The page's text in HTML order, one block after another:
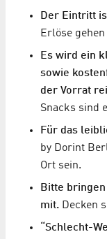
Der Eintritt
Erlöse
Es wird ein
sowie
der Vorrat
Snacks sind
Für das
by Dorint
Ort sein.
Bitte
mit. Decken
“Schlecht-